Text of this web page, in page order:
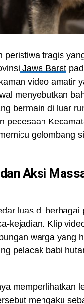
peristiwa tragis
Jawa Barat
video amatir
menyebutkan
bermain di luar
pedesaan
gelombang
Aksi
luas di
kejadian. Klip
warga yang
pelacak babi
memperlihatkan
mengaku